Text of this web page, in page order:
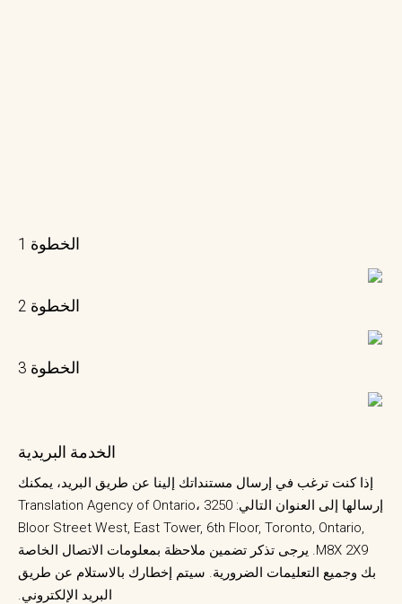
الخطوة 1
الخطوة 2
الخطوة 3
الخدمة البريدية
إذا كنت ترغب في إرسال مستنداتك إلينا عن طريق البريد، يمكنك
إرسالها إلى العنوان التالي: Translation Agency of Ontario، 3250
Bloor Street West, East Tower, 6th Floor, Toronto, Ontario,
M8X 2X9. يرجى تذكر تضمين ملاحظة بمعلومات الاتصال الخاصة
بك وجميع التعليمات الضرورية. سيتم إخطارك بالاستلام عن طريق
البريد الإلكتروني.